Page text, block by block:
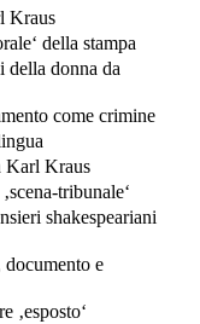
Kraus
della stampa
della donna da
come crimine
Karl Kraus
tribunale‘
shakespeariani
documento e
‚esposto‘